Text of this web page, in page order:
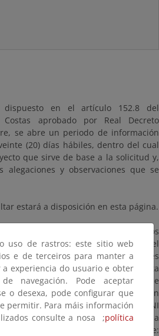
en el artículo 152.8 del
Costas aprobado por Real Decreto
se abre un periodo de información
(20) días hábiles, dentro del cual
que sirve de base a la solicitud y,
alegaciones y observaciones que se
estará a disposición en esta página.
se presentarán según los
la Ley 39/2015, de 1 de octubre, del
Común de las Administraciones
de Costas del País Vasco, sita
I - 2ª Planta, 48001 Bilbao (código de
citando la/s referencia/s que aparecen
si dispone de certificado o DNI
hacer uso del Registro General en la
siguiente:
uso de rastros: este sitio web
e de terceiros para manter a
a experiencia do usuario e obter
navegación. Pode aceptar
o desexa, pode configurar que
permitir. Para máis información
consulte a nosa ;política